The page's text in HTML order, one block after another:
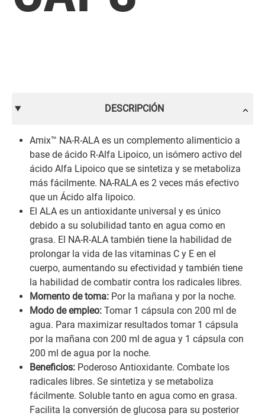
DESCRIPCIÓN
Amix™ NA-R-ALA es un complemento alimenticio a
base de ácido R-Alfa Lipoico, un isómero activo del
ácido Alfa Lipoico que se sintetiza y se metaboliza
más fácilmente. NA-RALA es 2 veces más efectivo
que un Ácido alfa lipoico.
El ALA es un antioxidante universal y es único
debido a su solubilidad tanto en agua como en
grasa. El NA-R-ALA también tiene la habilidad de
prolongar la vida de las vitaminas C y E en el
cuerpo, aumentando su efectividad y también tiene
la habilidad de combatir contra los radicales libres.
Momento de toma: Por la mañana y por la noche.
Modo de empleo: Tomar 1 cápsula con 200 ml de
agua. Para maximizar resultados tomar 1 cápsula
por la mañana con 200 ml de agua y 1 cápsula con
200 ml de agua por la noche.
Beneficios: Poderoso Antioxidante. Combate los
radicales libres. Se sintetiza y se metaboliza
fácilmente. Soluble tanto en agua como en grasa.
Facilita la conversión de glucosa para su posterior